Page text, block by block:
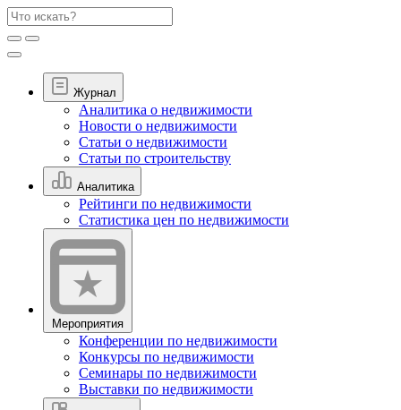
Журнал
Аналитика о недвижимости
Новости о недвижимости
Статьи о недвижимости
Статьи по строительству
Аналитика
Рейтинги по недвижимости
Статистика цен по недвижимости
Мероприятия
Конференции по недвижимости
Конкурсы по недвижимости
Семинары по недвижимости
Выставки по недвижимости